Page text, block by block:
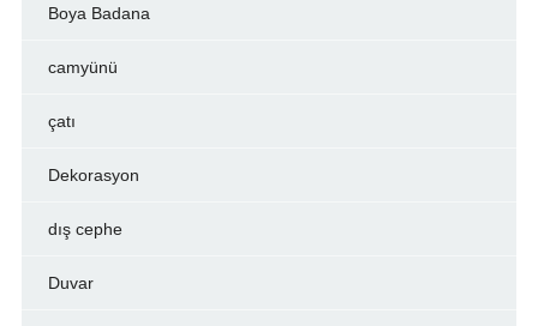
Boya Badana
camyünü
çatı
Dekorasyon
dış cephe
Duvar